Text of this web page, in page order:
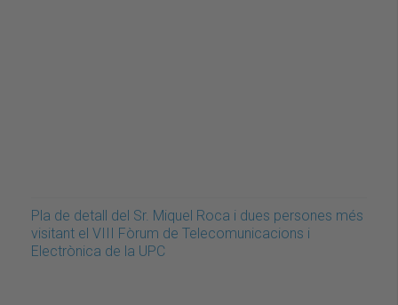
Pla de detall del Sr. Miquel Roca i dues persones més
visitant el VIII Fòrum de Telecomunicacions i
Electrònica de la UPC